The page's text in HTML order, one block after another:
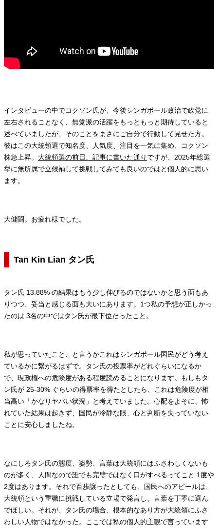
インタビューの中でコクソン氏が、今後シンガポール政治で政党に
左右されることなく、無党派の活躍をもっともっと期待していると
述べていましたが、そのことをまさにご自分で行動して見せた方。
彼はこの大統領選で知名度、人気度、注目を一気に集め、コクソン
株急上昇。 大統領選の前日、記事に書いた通り ですが、2025年総選
挙に無所属で立候補して挑戦してみても良いのではと個人的に思い
ます。
大健闘。お疲れ様でした。
Tan Kin Lian タン氏
タン氏 13.88% の結果はもう少し伸びるのではないかと思う面もあ
りつつ、妥当と感じる面も大いにあります。1つ私の予想が正しかっ
たのは 3名の中ではタン氏が最下位だったこと。
私が思っていたこと、と言うかこれはシンガポール国民がどう考え
ているかに繋がるはずで。タン氏の投票率がどれぐらいになるか
で、現政権への危険度がある程度読めることになります。もしもタ
ン氏が 25-30% ぐらいの得票率を得たとしたら、これは危険度が相
当高い「かなりヤバい状況」と考えていました。心配をよそに、怖
れていた結果は起きず、国民が冷静な眼、心と判断を失っていない
ことに安心しましたね。
なにしろタン氏の態度、姿勢、言葉は大統領にはふさわしくないも
のが多く、人間なので誰でも完璧ではなく口がすべるってこと 1度や
2度はあります。それで百歩譲ったとしても、国民へのアピールは、
大統領という重職に挑戦している立場で発言し、言葉を丁寧に選ん
でほしい。それが、タン氏の場合、根本的なあり方が大統領にふさ
わしい人物ではなかった。ここでは私の個人的主観で言っています